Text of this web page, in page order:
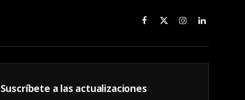
Facebook
X
InstagramLinkedIn
Suscríbete a las actualizaciones